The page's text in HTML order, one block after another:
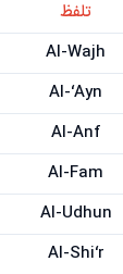
تلفظ
Al-Wajh
Al-‘Ayn
Al-Anf
Al-Fam
Al-Udhun
Al-Shi‘r